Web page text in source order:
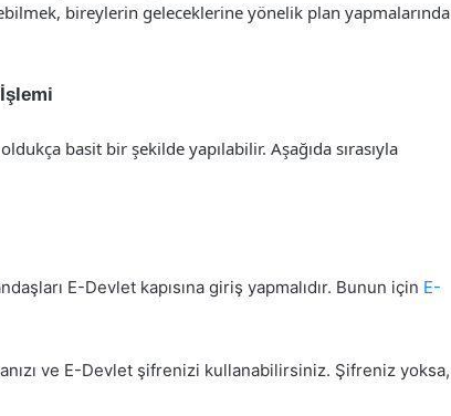
bireylerin geleceklerine yönelik plan yapmalarında
basit bir şekilde yapılabilir. Aşağıda sırasıyla
E-Devlet kapısına giriş yapmalıdır. Bunun için E-
ve E-Devlet şifrenizi kullanabilirsiniz. Şifreniz yoksa,